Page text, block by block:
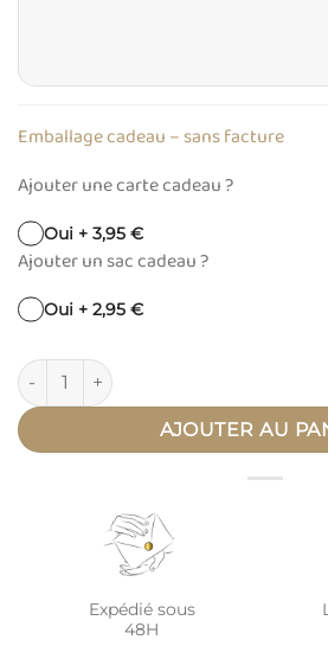
Emballage cadeau – sans facture
Ajouter une carte cadeau ?
Oui + 3,95 €
Ajouter un sac cadeau ?
Oui + 2,95 €
quantité de Gourmette personnalisée
AJOUTER AU
Expédié sous
48H